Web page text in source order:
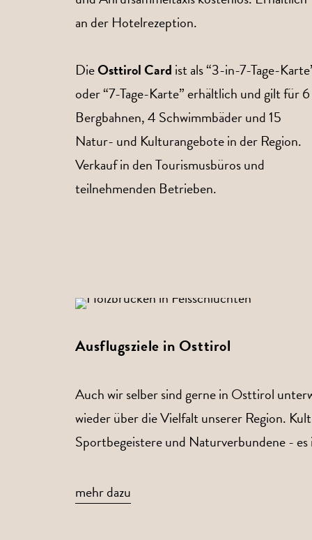
an der Hotelrezeption.
DieOsttirol Card ist als “3-in-7-Tage-
oder “7-Tage-Karte” erhältlich und gilt für 6
Bergbahnen, 4 Schwimmbäder und 15
Natur- und Kulturangebote in der Region.
Verkauf in den Tourismusbüros und
teilnehmenden Betrieben.
Ausflugsziele in Osttirol
Auch wir selber sind gerne in Osttirol
wieder über die Vielfalt unserer Region.
Sportbegeistere und Naturverbundene - es
mehr dazu